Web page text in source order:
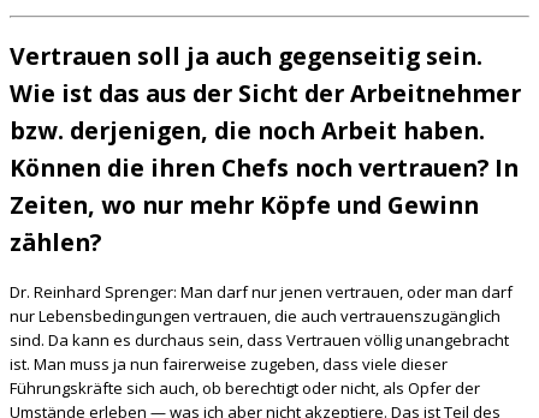
Vertrauen soll ja auch gegenseitig sein.
Wie ist das aus der Sicht der Arbeitnehmer
bzw. derjenigen, die noch Arbeit haben.
Können die ihren Chefs noch vertrauen? In
Zeiten, wo nur mehr Köpfe und Gewinn
zählen?
Dr. Reinhard Sprenger: Man darf nur jenen vertrauen, oder man darf
nur Lebensbedingungen vertrauen, die auch vertrauenszugänglich
sind. Da kann es durchaus sein, dass Vertrauen völlig unangebracht
ist. Man muss ja nun fairerweise zugeben, dass viele dieser
Führungskräfte sich auch, ob berechtigt oder nicht, als Opfer der
Umstände erleben — was ich aber nicht akzeptiere. Das ist Teil des